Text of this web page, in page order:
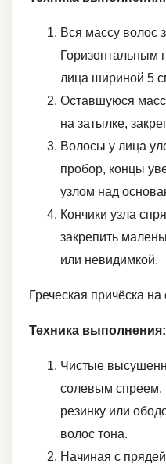
Вся массу волос
Горизонтальным
лица шириной 5
Оставшуюся
на затылке,
Волосы у лица
пробор, концы
узлом над
Кончики узла
закрепить
или невидимкой.
Греческая причёска
Техника выполнения:
Чистые
солевым спреем.
резинку или
волос тона.
Начиная с